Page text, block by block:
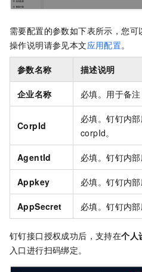
需要配置的参数如下表所示，您
操作说明请参见本文应用配置。
参数名称 描述说明
企业名称 必填。用于备注
CorpId
必填。钉钉内
corpId。
AgentId 必填。钉钉内
Appkey 必填。钉钉内
AppSecret 必填。钉钉内
钉钉接口授权成功后，支持在个人
入口进行扫码绑定。